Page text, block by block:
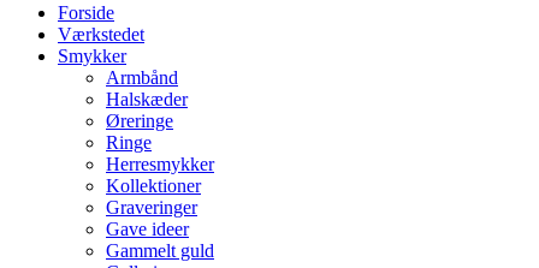
Forside
Værkstedet
Smykker
Armbånd
Halskæder
Øreringe
Ringe
Herresmykker
Kollektioner
Graveringer
Gave ideer
Gammelt guld